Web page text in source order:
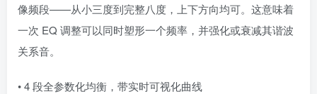
像频段——从小三度到完整八度，上下方向均可。这意味着
一次 EQ 调整可以同时塑形一个频率，并强化或衰减其谐波
关系音。
• 4 段全参数化均衡，带实时可视化曲线